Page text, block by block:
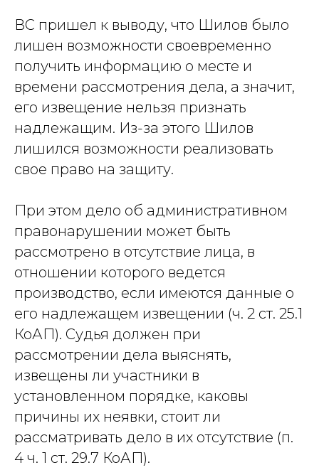
ВС пришел к выводу, что Шилов было
лишен возможности своевременно
получить информацию о месте и
времени рассмотрения дела, а значит,
его извещение нельзя признать
надлежащим. Из-за этого Шилов
лишился возможности реализовать
свое право на защиту.
При этом дело об административном
правонарушении может быть
рассмотрено в отсутствие лица, в
отношении которого ведется
производство, если имеются данные о
его надлежащем извещении (ч. 2 ст. 25.1
КоАП). Судья должен при
рассмотрении дела выяснять,
извещены ли участники в
установленном порядке, каковы
причины их неявки, стоит ли
рассматривать дело в их отсутствие (п.
4 ч. 1 ст. 29.7 КоАП).
Защита капитала в браке и при разводе
Наследование и передача капитала
конфликтов владельцев бизнеса
О нас
Кейсы
Пресс-центр
Блог
+7 (926) 221-36-77
+7 (499) 394-39-77
info@arfemida.ru
Стоимость услуг рассчитывается
по запросу индивидуально
Политика обработки персональных данных
Адвокатский кабинет Расторгуевой
Анастасии Алексеевны.
Адвокат адвокатской палаты города
Москвы,регистрационный номер 77/10140.